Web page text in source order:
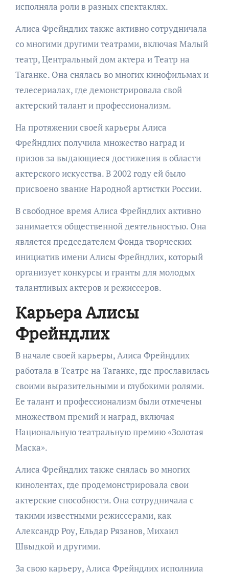
исполняла роли в разных спектаклях.
Алиса Фрейндлих также активно сотрудничала
со многими другими театрами, включая Малый
театр, Центральный дом актера и Театр на
Таганке. Она снялась во многих кинофильмах и
телесериалах, где демонстрировала свой
актерский талант и профессионализм.
На протяжении своей карьеры Алиса
Фрейндлих получила множество наград и
призов за выдающиеся достижения в области
актерского искусства. В 2002 году ей было
присвоено звание Народной артистки России.
В свободное время Алиса Фрейндлих активно
занимается общественной деятельностью. Она
является председателем Фонда творческих
инициатив имени Алисы Фрейндлих, который
организует конкурсы и гранты для молодых
талантливых актеров и режиссеров.
Карьера Алисы
Фрейндлих
В начале своей карьеры, Алиса Фрейндлих
работала в Театре на Таганке, где прославилась
своими выразительными и глубокими ролями.
Ее талант и профессионализм были отмечены
множеством премий и наград, включая
Национальную театральную премию «Золотая
Маска».
Алиса Фрейндлих также снялась во многих
кинолентах, где продемонстрировала свои
актерские способности. Она сотрудничала с
такими известными режиссерами, как
Александр Роу, Ельдар Рязанов, Михаил
Швыдкой и другими.
За свою карьеру, Алиса Фрейндлих исполнила